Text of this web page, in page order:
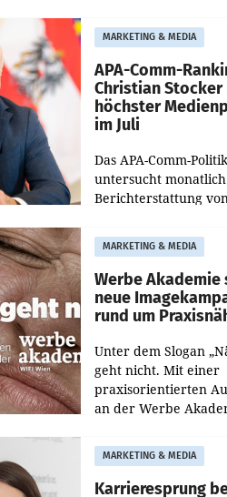
entsprechende
Medienberichte.
MARKETING & MEDIA
APA-Comm-
Christian
höchster
im Juli
Das APA-Comm-
untersucht
Berichterstattung
Tageszeitungen und
welche Politikerinnen
Politiker Österreichs
MARKETING & MEDIA
Werbe
neue
rund um
Unter dem Slogan
geht nicht. Mit einer
praxisorientierten
an der Werbe
WIFI Wien eine neue
Imagekampagne
MARKETING & MEDIA
Karrieresprung